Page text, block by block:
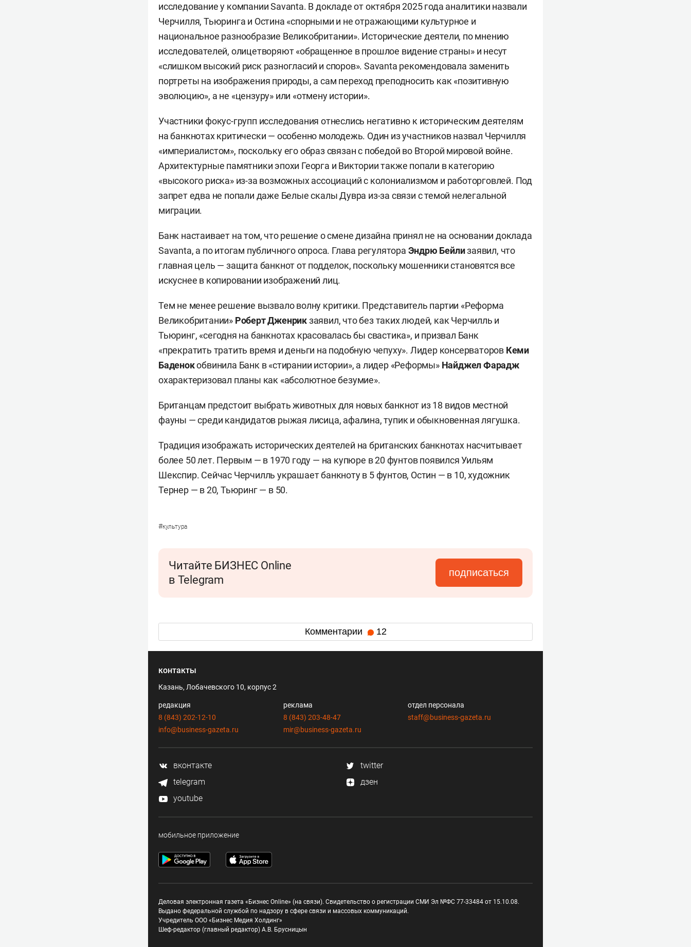
исследование у компании Savanta. В докладе от октября 2025 года аналитики назвали
Черчилля, Тьюринга и Остина «спорными и не отражающими культурное и
национальное разнообразие Великобритании». Исторические деятели, по мнению
исследователей, олицетворяют «обращенное в прошлое видение страны» и несут
«слишком высокий риск разногласий и споров». Savanta рекомендовала заменить
портреты на изображения природы, а сам переход преподносить как «позитивную
эволюцию», а не «цензуру» или «отмену истории».
Участники фокус-групп исследования отнеслись негативно к историческим деятелям
на банкнотах критически — особенно молодежь. Один из участников назвал Черчилля
«империалистом», поскольку его образ связан с победой во Второй мировой войне.
Архитектурные памятники эпохи Георга и Виктории также попали в категорию
«высокого риска» из-за возможных ассоциаций с колониализмом и работорговлей. Под
запрет едва не попали даже Белые скалы Дувра из-за связи с темой нелегальной
миграции.
Банк настаивает на том, что решение о смене дизайна принял не на основании доклада
Savanta, а по итогам публичного опроса. Глава регулятора Эндрю Бейлизаявил, что
главная цель — защита банкнот от подделок, поскольку мошенники становятся все
искуснее в копировании изображений лиц.
Тем не менее решение вызвало волну критики. Представитель партии «Реформа
Великобритании» Роберт Дженрикзаявил, что без таких людей, как Черчилль и
Тьюринг, «сегодня на банкнотах красовалась бы свастика», и призвал Банк
«прекратить тратить время и деньги на подобную чепуху». Лидер консерваторов Кеми
Баденокобвинила Банк в «стирании истории», а лидер «Реформы» Найджел Фарадж
охарактеризовал планы как «абсолютное безумие».
Британцам предстоит выбрать животных для новых банкнот из 18 видов местной
фауны — среди кандидатов рыжая лисица, афалина, тупик и обыкновенная лягушка.
Традиция изображать исторических деятелей на британских банкнотах насчитывает
более 50 лет. Первым — в 1970 году — на купюре в 20 фунтов появился Уильям
Шекспир. Сейчас Черчилль украшает банкноту в 5 фунтов, Остин — в 10, художник
Тернер — в 20, Тьюринг — в 50.
#культура
Читайте БИЗНЕС Online
в Telegram
подписаться
Комментарии 12
контакты
Казань, Лобачевского 10, корпус 2
редакция
8 (843) 202-12-10
info@business-gazeta.ru
реклама
8 (843) 203-48-47
mir@business-gazeta.ru
отдел персонала
staff@business-gazeta.ru
вконтакте
twitter
telegram
дзен
youtube
мобильное приложение
Деловая электронная газета «Бизнес Online» (на связи). Свидетельство о регистрации СМИ Эл №ФС 77-33484 от 15.10.08.
Выдано федеральной службой по надзору в сфере связи и массовых коммуникаций.
Учредитель ООО «Бизнес Медия Холдинг»
Шеф-редактор (главный редактор) А.В. Брусницын